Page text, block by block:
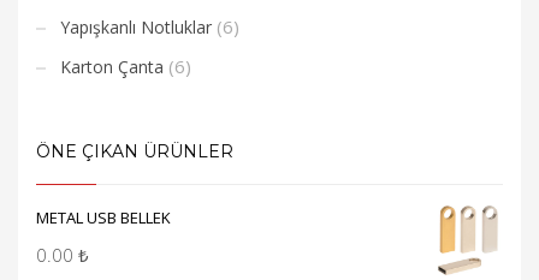
Yapışkanlı Notluklar (6)
Karton Çanta (6)
ÖNE ÇIKAN ÜRÜNLER
METAL USB BELLEK
0.00 ₺